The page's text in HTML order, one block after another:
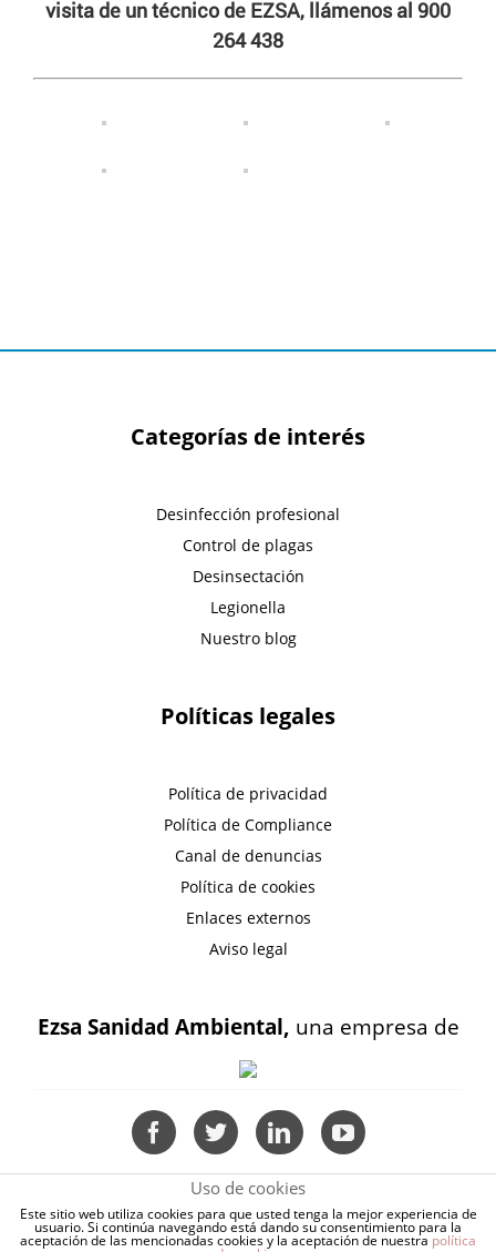
visita de un técnico de EZSA, llámenos al 900
264 438
Categorías de interés
Desinfección profesional
Control de plagas
Desinsectación
Legionella
Nuestro blog
Políticas legales
Política de privacidad
Política de Compliance
Canal de denuncias
Política de cookies
Enlaces externos
Aviso legal
Ezsa Sanidad Ambiental, una empresa de
Uso de cookies
Este sitio web utiliza cookies para que usted tenga la mejor experiencia de
usuario. Si continúa navegando está dando su consentimiento para la
aceptación de las mencionadas cookies y la aceptación de nuestra política